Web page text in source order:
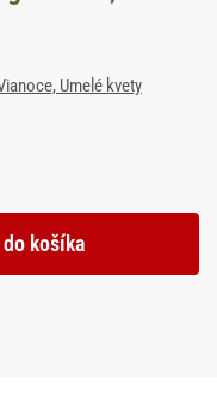
Umelé kvety
košíka